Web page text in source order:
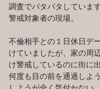
調査でバタバタしていま
警戒対象者の現場。
不倫相手との１日休日デ
けていましたが、家の周
け警戒しているのに街に
何度も目の前を通過しよ